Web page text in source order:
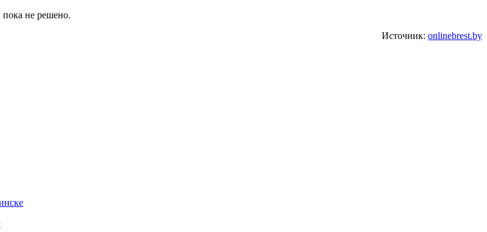
не решено.
Источник: onlinebrest.by